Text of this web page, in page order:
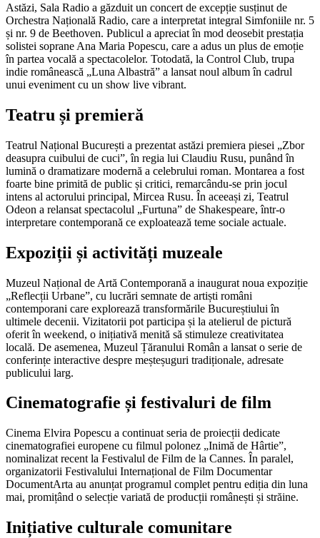
Astăzi, Sala Radio a găzduit un concert de excepție susținut de
Orchestra Națională Radio, care a interpretat integral Simfoniile nr. 5
și nr. 9 de Beethoven. Publicul a apreciat în mod deosebit prestația
solistei soprane Ana Maria Popescu, care a adus un plus de emoție
în partea vocală a spectacolelor. Totodată, la Control Club, trupa
indie românească „Luna Albastră” a lansat noul album în cadrul
unui eveniment cu un show live vibrant.
Teatru și premieră
Teatrul Național București a prezentat astăzi premiera piesei „Zbor
deasupra cuibului de cuci”, în regia lui Claudiu Rusu, punând în
lumină o dramatizare modernă a celebrului roman. Montarea a fost
foarte bine primită de public și critici, remarcându-se prin jocul
intens al actorului principal, Mircea Rusu. În aceeași zi, Teatrul
Odeon a relansat spectacolul „Furtuna” de Shakespeare, într-o
interpretare contemporană ce exploatează teme sociale actuale.
Expoziții și activități muzeale
Muzeul Național de Artă Contemporană a inaugurat noua expoziție
„Reflecții Urbane”, cu lucrări semnate de artiști români
contemporani care explorează transformările Bucureștiului în
ultimele decenii. Vizitatorii pot participa și la atelierul de pictură
oferit în weekend, o inițiativă menită să stimuleze creativitatea
locală. De asemenea, Muzeul Țăranului Român a lansat o serie de
conferințe interactive despre meșteșuguri tradiționale, adresate
publicului larg.
Cinematografie și festivaluri de film
Cinema Elvira Popescu a continuat seria de proiecții dedicate
cinematografiei europene cu filmul polonez „Inimă de Hârtie”,
nominalizat recent la Festivalul de Film de la Cannes. În paralel,
organizatorii Festivalului Internațional de Film Documentar
DocumentArta au anunțat programul complet pentru ediția din luna
mai, promițând o selecție variată de producții românești și străine.
Inițiative culturale comunitare